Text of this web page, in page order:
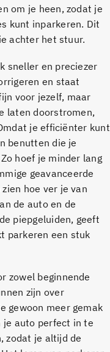
om je heen, zodat je
kunt inparkeren. Dit
achter het stuur.
sneller en preciezer
en staat
voor jezelf, maar
laten doorstromen,
je efficiënter kunt
benutten die je
hoef je minder lang
geavanceerde
hoe ver je van
de auto en de
piepgeluiden, geeft
parkeren een stuk
zowel beginnende
zijn over
gewoon meer gemak
je auto perfect in te
zodat je altijd de